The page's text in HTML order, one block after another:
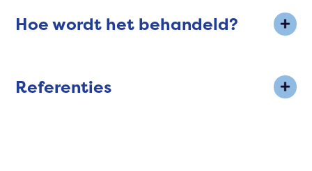
Hoe wordt het behandeld?
Referenties